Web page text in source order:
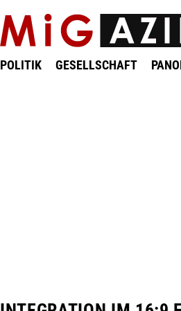
POLITIK GESELLSCHAFT